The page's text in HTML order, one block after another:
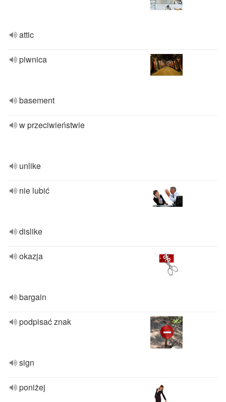
attic
piwnica
basement
w przeciwieństwie
unlike
nie lubić
dislike
okazja
bargain
podpisać znak
sign
poniżej